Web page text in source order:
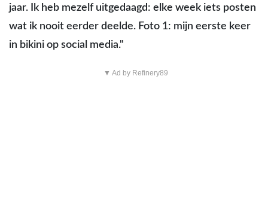
jaar. Ik heb mezelf uitgedaagd: elke week iets posten
wat ik nooit eerder deelde. Foto 1: mijn eerste keer
in bikini op social media."
▼ Ad by Refinery89